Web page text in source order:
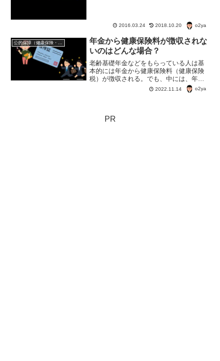
2016.03.24 2018.10.20 o2ya
年金から健康保険料が徴収されな
いのはどんな場合？
老齢基礎年金などをもらっている人は基
本的には年金から健康保険料（健康保険
税）が徴収される。でも、中には、年金
から差し引かれない場合もあるようで。
一体、どんな場合で「年金から健康保険
2022.11.14 o2ya
PR